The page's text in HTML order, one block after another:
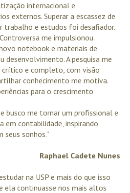
internacional e
externos. Superar a escassez de
trabalho e estudos foi desafiador.
me impulsionou.
notebook e materiais de
desenvolvimento. A pesquisa me
e completo, com visão
conhecimento me motiva.
para o crescimento
busco me tornar um profissional e
em contabilidade, inspirando
seus sonhos.”
Raphael Cadete Nunes
na USP e mais do que isso
ela continuasse nos mais altos